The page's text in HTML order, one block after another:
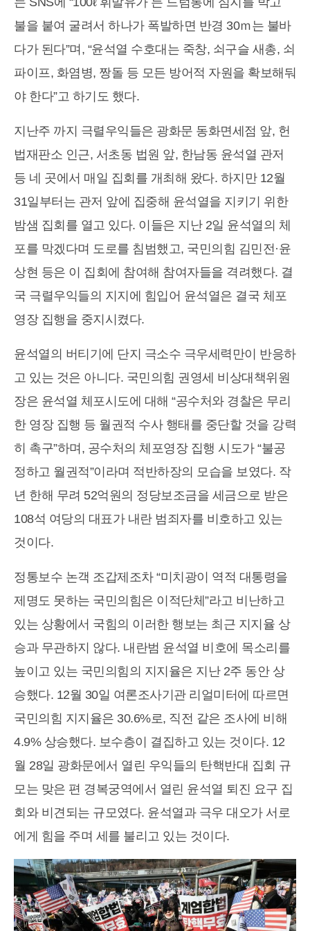
불을 붙여 굴려서 하나가 폭발하면 반경 30ｍ는 불바
다가 된다”며, “윤석열 수호대는 죽창, 쇠구슬 새총, 쇠
파이프, 화염병, 짱돌 등 모든 방어적 자원을 확보해둬
야 한다”고 하기도 했다.
지난주 까지 극렬우익들은 광화문 동화면세점 앞, 헌
법재판소 인근, 서초동 법원 앞, 한남동 윤석열 관저
등 네 곳에서 매일 집회를 개최해 왔다. 하지만 12월
31일부터는 관저 앞에 집중해 윤석열을 지키기 위한
밤샘 집회를 열고 있다. 이들은 지난 2일 윤석열의 체
포를 막겠다며 도로를 침범했고, 국민의힘 김민전·윤
상현 등은 이 집회에 참여해 참여자들을 격려했다. 결
국 극렬우익들의 지지에 힘입어 윤석열은 결국 체포
영장 집행을 중지시켰다.
윤석열의 버티기에 단지 극소수 극우세력만이 반응하
고 있는 것은 아니다. 국민의힘 권영세 비상대책위원
장은 윤석열 체포시도에 대해 “공수처와 경찰은 무리
한 영장 집행 등 월권적 수사 행태를 중단할 것을 강력
히 촉구”하며, 공수처의 체포영장 집행 시도가 “불공
정하고 월권적”이라며 적반하장의 모습을 보였다. 작
년 한해 무려 52억원의 정당보조금을 세금으로 받은
108석 여당의 대표가 내란 범죄자를 비호하고 있는
것이다.
정통보수 논객 조갑제조차 “미치광이 역적 대통령을
제명도 못하는 국민의힘은 이적단체”라고 비난하고
있는 상황에서 국힘의 이러한 행보는 최근 지지율 상
승과 무관하지 않다. 내란범 윤석열 비호에 목소리를
높이고 있는 국민의힘의 지지율은 지난 2주 동안 상
승했다. 12월 30일 여론조사기관 리얼미터에 따르면
국민의힘 지지율은 30.6%로, 직전 같은 조사에 비해
4.9% 상승했다. 보수층이 결집하고 있는 것이다. 12
월 28일 광화문에서 열린 우익들의 탄핵반대 집회 규
모는 맞은 편 경복궁역에서 열린 윤석열 퇴진 요구 집
회와 비견되는 규모였다. 윤석열과 극우 대오가 서로
에게 힘을 주며 세를 불리고 있는 것이다.